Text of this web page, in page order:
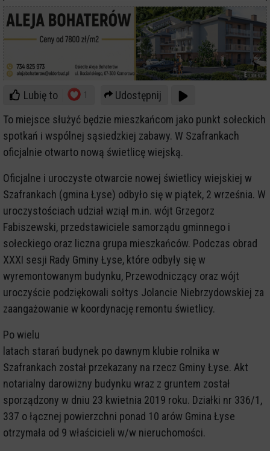
Lubię to 1
Udostępnij
To miejsce służyć będzie mieszkańcom jako punkt sołeckich
spotkań i wspólnej sąsiedzkiej zabawy. W Szafrankach
oficjalnie otwarto nową świetlicę wiejską.
Oficjalne i uroczyste otwarcie nowej świetlicy wiejskiej w
Szafrankach (gmina Łyse) odbyło się w piątek, 2 września. W
uroczystościach udział wziął m.in. wójt Grzegorz
Fabiszewski, przedstawiciele samorządu gminnego i
sołeckiego oraz liczna grupa mieszkańców. Podczas obrad
XXXI sesji Rady Gminy Łyse, które odbyły się w
wyremontowanym budynku, Przewodniczący oraz wójt
uroczyście podziękowali sołtys Jolancie Niebrzydowskiej za
zaangażowanie w koordynację remontu świetlicy.
Po wielu
latach starań budynek po dawnym klubie rolnika w
Szafrankach został przekazany na rzecz Gminy Łyse. Akt
notarialny darowizny budynku wraz z gruntem został
sporządzony w dniu 23 kwietnia 2019 roku. Działki nr 336/1,
337 o łącznej powierzchni ponad 10 arów Gmina Łyse
otrzymała od 9 właścicieli w/w nieruchomości.